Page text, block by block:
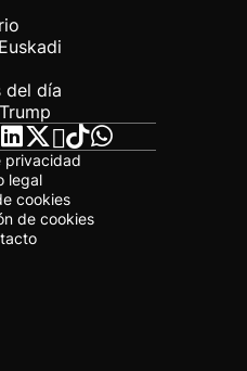
del día
privacidad
legal
cookies
de cookies